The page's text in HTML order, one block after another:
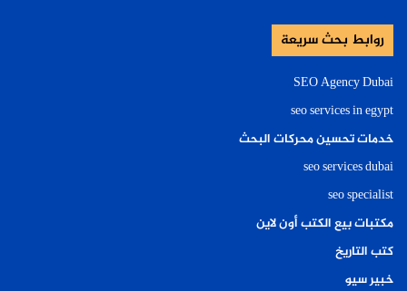
روابط بحث سريعة
SEO Agency Dubai
seo services in egypt
خدمات تحسين محركات البحث
seo services dubai
seo specialist
مكتبات بيع الكتب أون لاين
كتب التاريخ
خبير سيو